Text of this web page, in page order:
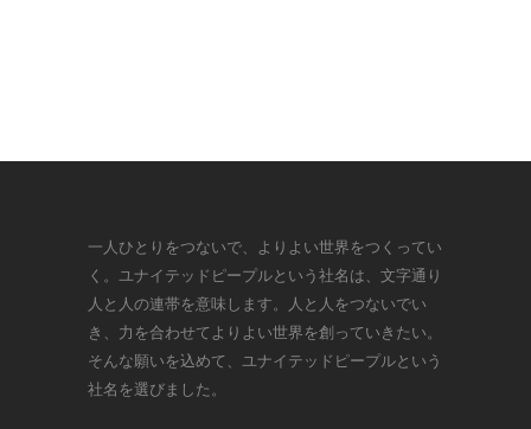
一人ひとりをつないで、よりよい世界をつくってい
く。ユナイテッドピープルという社名は、文字通り
人と人の連帯を意味します。人と人をつないでい
き、力を合わせてよりよい世界を創っていきたい。
そんな願いを込めて、ユナイテッドピープルという
社名を選びました。